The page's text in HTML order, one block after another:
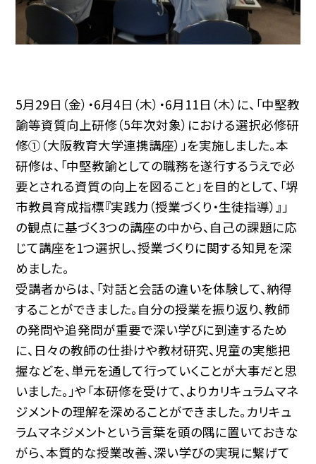
5月29日（金）・6月4日（木）・6月11日（木）に、「中堅教
諭等資質向上研修（5年次対象）における選択必修研
修①（大阪教育大学連携講座）」を実施しました。本
研修は、「中堅教諭としての職務を遂行するうえで必
要とされる資質の向上を図ること」を目的として、「堺
市教員育成指標『実践力（授業づくり・生徒指導）』」
の観点に基づく3つの講座の中から、自己の課題に応
じて講座を1つ選択し、授業づくりに関する知見を深
めました。
受講者からは、「対話と会話の違いを体験して、納得
することができました。自分の授業を振り返り、教師
の発問や追発問が重要で深い学びに到達するため
に、日々の教師の仕掛けや教材研究、児童の実態把
握などを、単元を通して行っていくことが大事だと思
いました。」や「本研修を受けて、よりカリキュラムマネ
ジメントの理解を深めることができました。カリキュ
ラムマネジメントという言葉を頭の隅に置いておきな
がら、本質的な授業改善、深い学びの実現に繋げて